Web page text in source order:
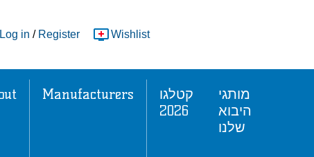
Log in / Register Wishlist
Manufacturers
קטלגו
2026
מותגי
היבוא
שלנו